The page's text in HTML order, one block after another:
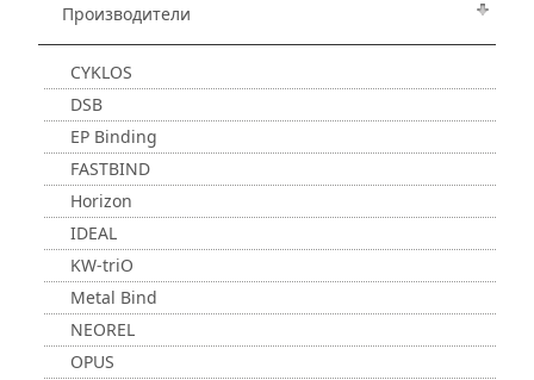
Производители
CYKLOS
DSB
EP Binding
FASTBIND
Horizon
IDEAL
KW-triO
Metal Bind
NEOREL
OPUS